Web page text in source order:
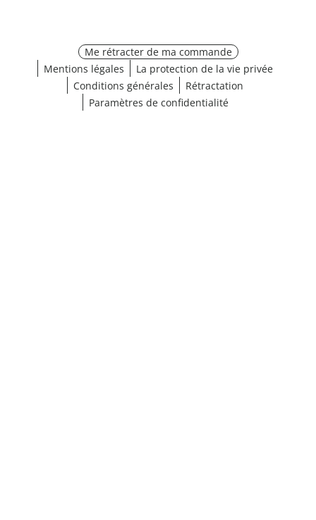
Me rétracter de ma commande
Mentions légales
La protection de la vie privée
Conditions générales
Rétractation
Paramètres de confidentialité